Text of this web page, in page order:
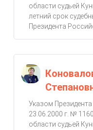
области судьей
летний срок
Президента
Указом
23.06.2000 г. №
области судьей